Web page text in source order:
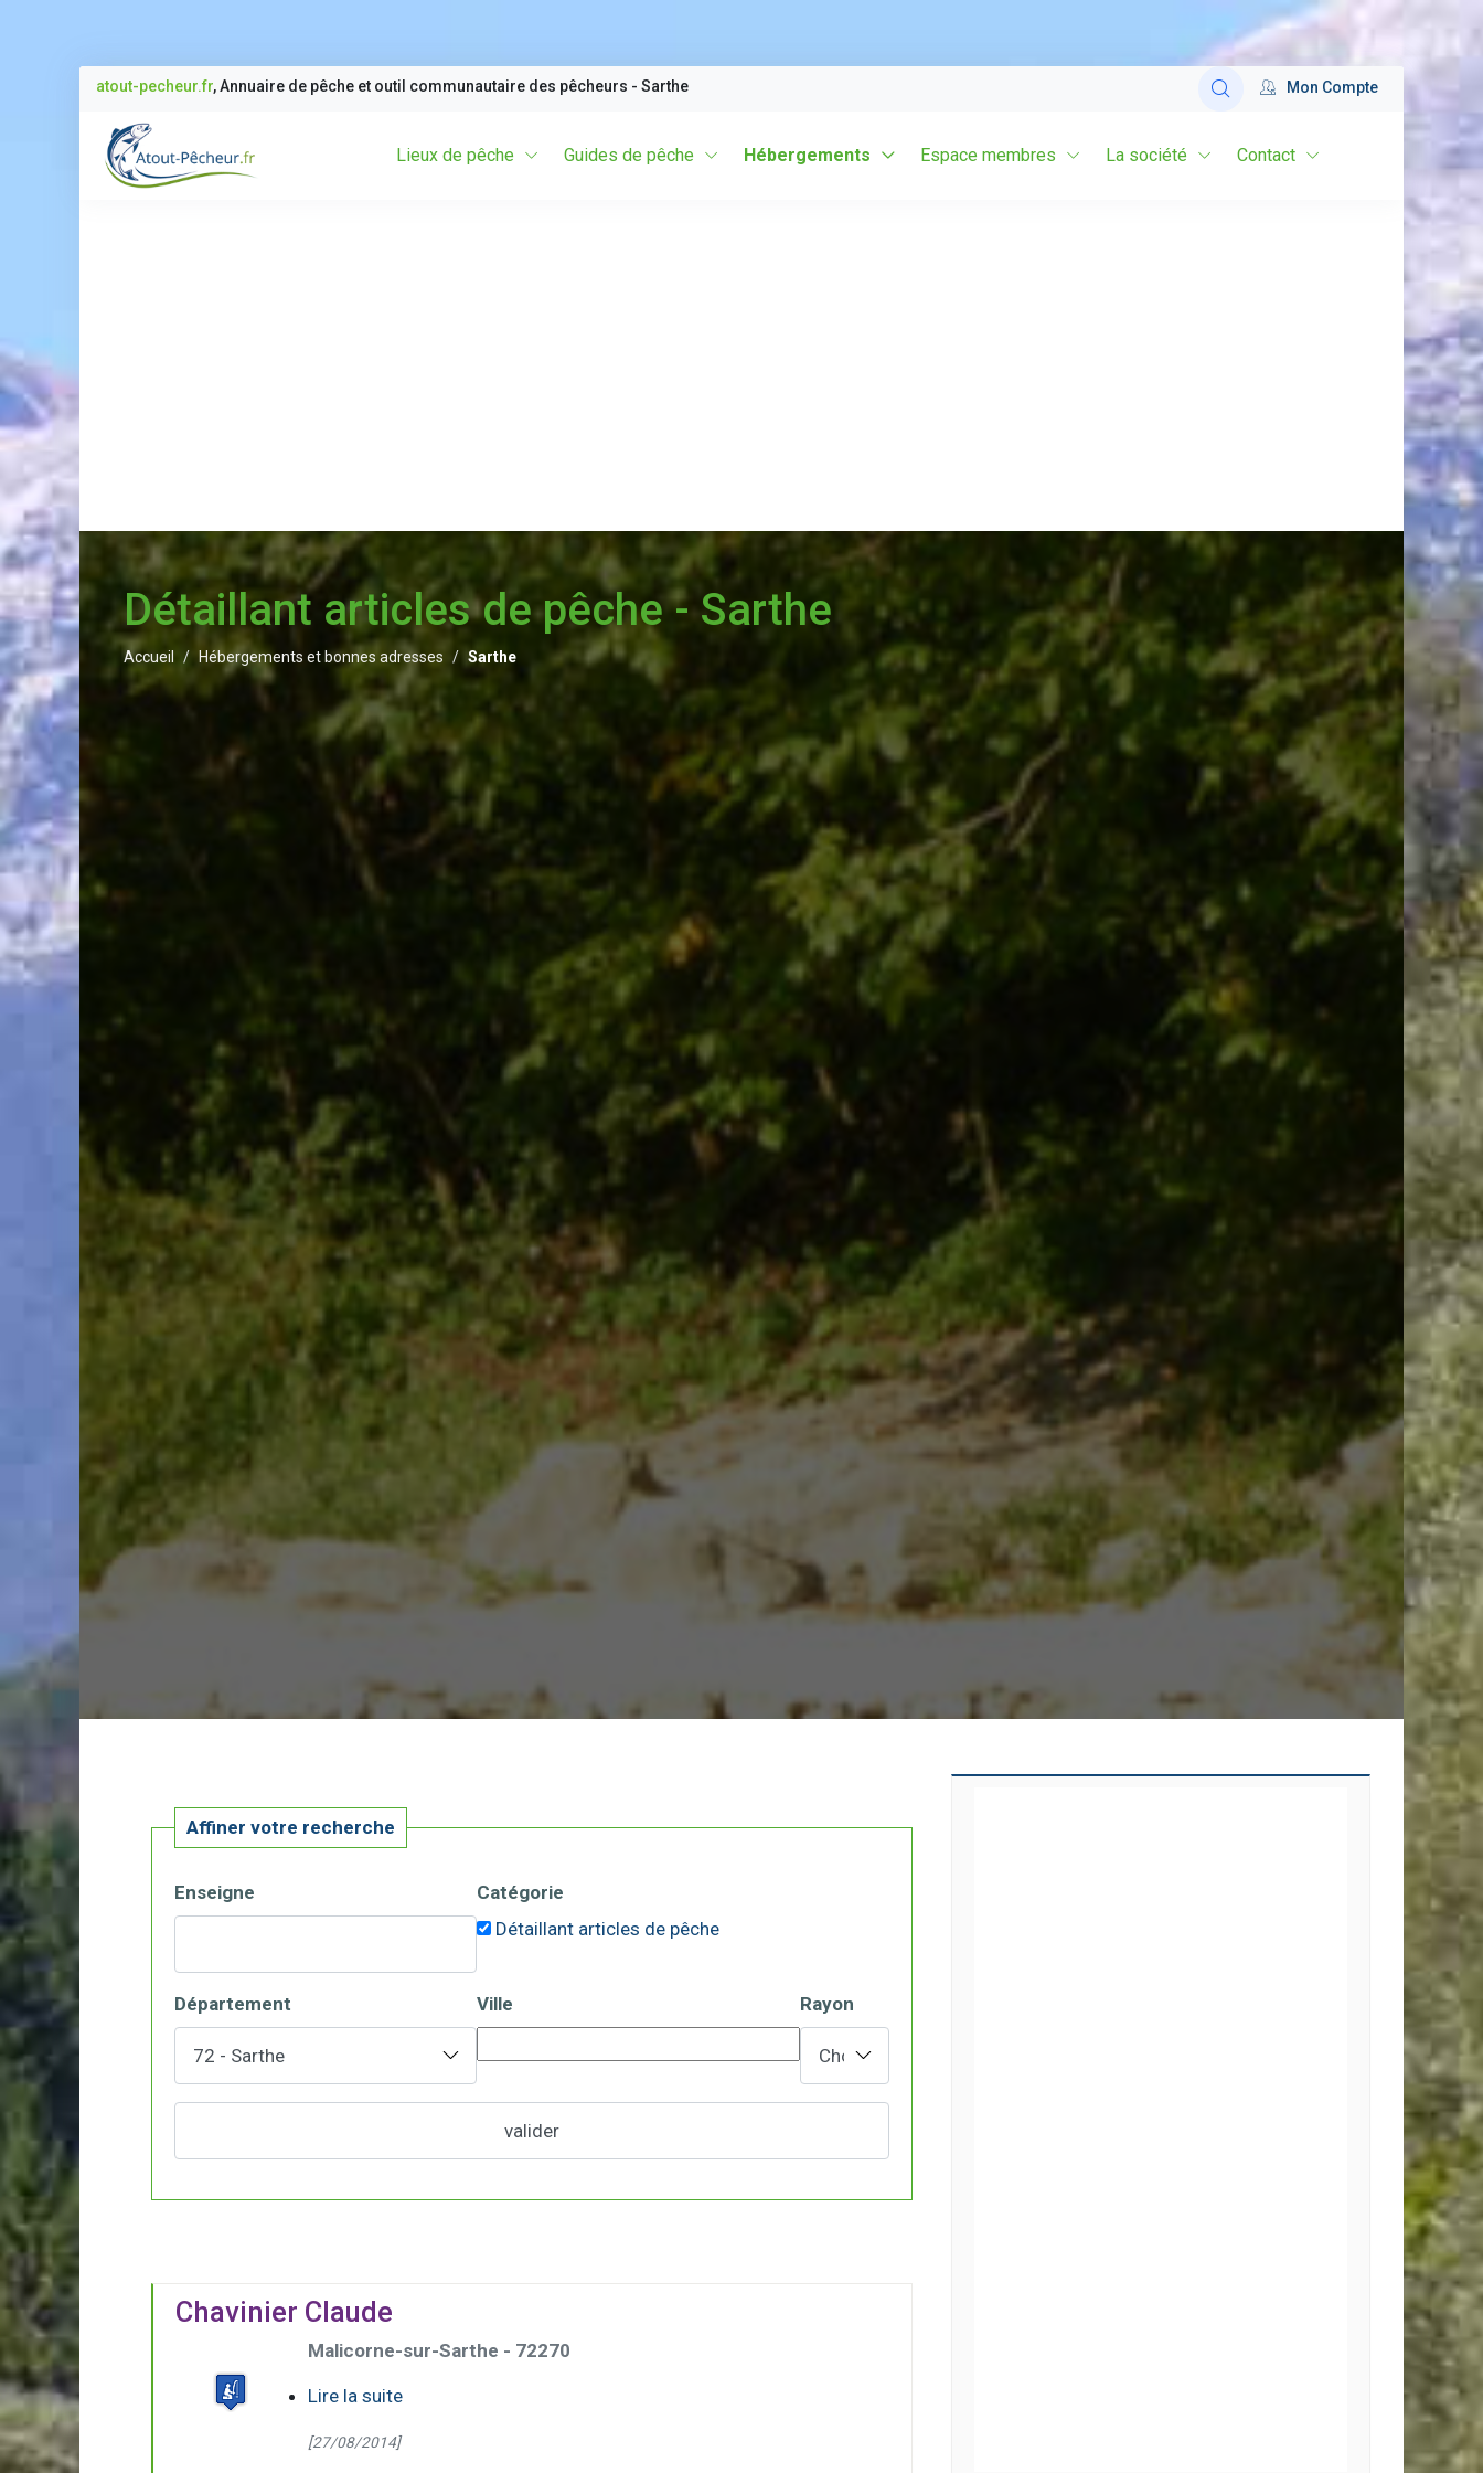
atout-pecheur.fr, Annuaire de pêche et outil communautaire des pêcheurs - Sarthe Mon Compte
Lieux de pêche Guides de pêche Hébergements Espace membres La société Contact
Détaillant articles de pêche - Sarthe
Accueil Hébergements et bonnes adresses Sarthe
Affiner votre recherche
Enseigne
Catégorie
Détaillant articles de pêche
Département Ville Rayon
Chavinier Claude
Malicorne-sur-Sarthe - 72270
Lire la suite
[27/08/2014]